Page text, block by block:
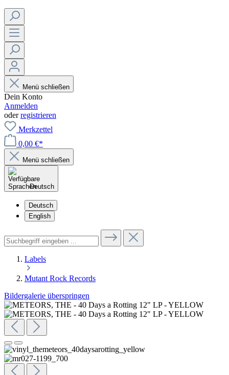
Menü schließen
Dein Konto
Anmelden
oderregistrieren
Merkzettel
0,00 €*
Menü schließen
Deutsch
Deutsch
English
Labels
Mutant Rock Records
Bildergalerie überspringen